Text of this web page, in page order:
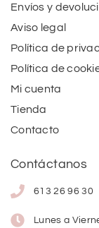
Envíos y
Aviso legal
Política de
Política de
Mi cuenta
Tienda
Contacto
Contáctanos
613 26 96 30
Lunes a